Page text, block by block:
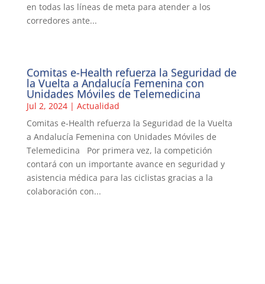
en todas las líneas de meta para atender a los
corredores ante...
Comitas e-Health refuerza la Seguridad de
la Vuelta a Andalucía Femenina con
Unidades Móviles de Telemedicina
Jul 2, 2024| Actualidad
Comitas e-Health refuerza la Seguridad de la Vuelta
a Andalucía Femenina con Unidades Móviles de
Telemedicina Por primera vez, la competición
contará con un importante avance en seguridad y
asistencia médica para las ciclistas gracias a la
colaboración con...